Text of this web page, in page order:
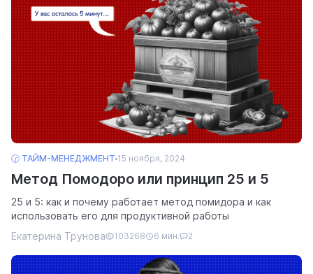
🕝 ТАЙМ-МЕНЕДЖМЕНТ 15 ноября, 2024
Метод Помодоро или принцип 25 и 5
25 и 5: как и почему работает метод помидора и как
использовать его для продуктивной работы
Екатерина Трунова
103268 6 мин. 2